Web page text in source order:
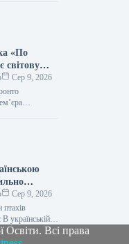
партію…
«По
світову
в
Сер 9, 2026
На 51-му
у
Сер 9, 2026
птахів
українській
слів.
своє
Всі права